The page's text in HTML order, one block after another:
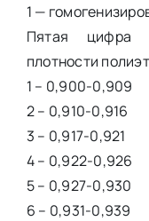
1 —
Пятая цифра
плотности
1 – 0,900-0,909
2 – 0,910-0,916
3 – 0,917-0,921
4 – 0,922-0,926
5 – 0,927-0,930
6 – 0,931-0,939